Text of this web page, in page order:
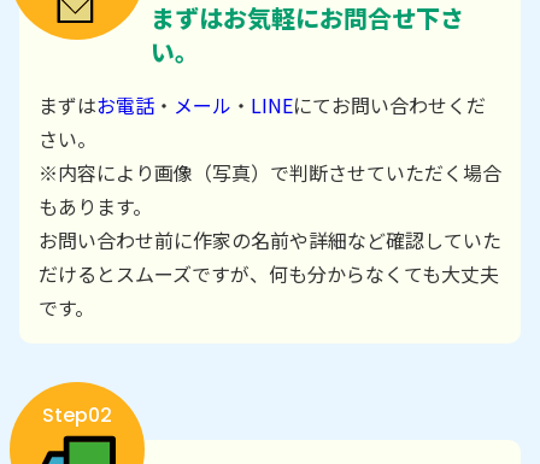
まずはお気軽にお問合せ下さ
い。
まずはお電話 ・ メール ・ LINEにてお問い合わせくだ
さい。
※内容により画像（写真）で判断させていただく場合
もあります。
お問い合わせ前に作家の名前や詳細など確認していた
だけるとスムーズですが、何も分からなくても大丈夫
です。
Step02